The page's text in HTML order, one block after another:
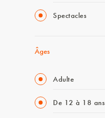
Spectacles
Âges
Adulte
De 12 à 18 ans